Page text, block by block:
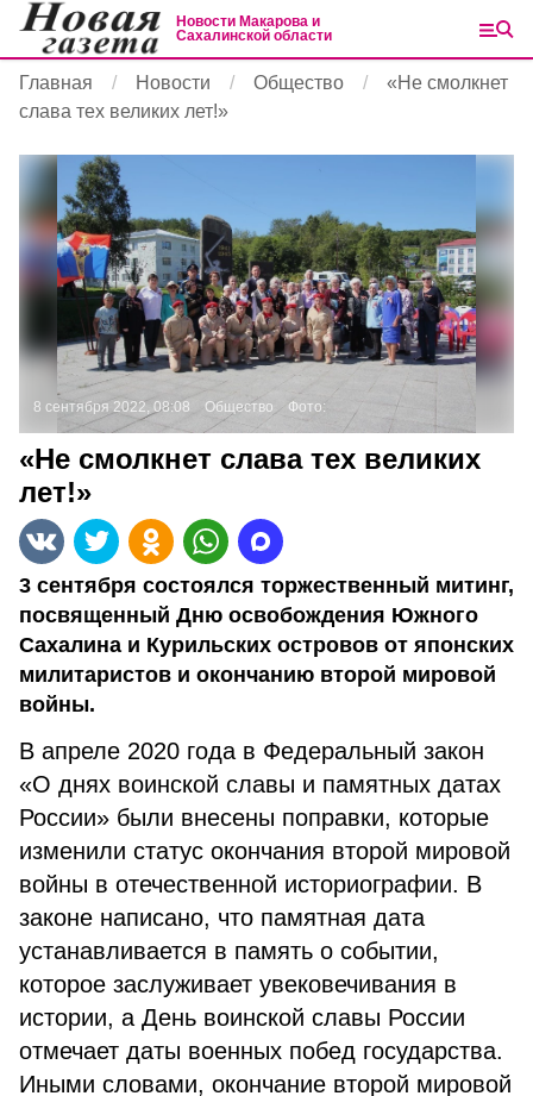
Новости Макарова и
Сахалинской области
Главная Новости Общество
«Не смолкнет
слава тех великих лет!»
8 сентября 2022, 08:08 Общество Фото:
«Не смолкнет слава тех великих
лет!»
3 сентября состоялся торжественный митинг,
посвященный Дню освобождения Южного
Сахалина и Курильских островов от японских
милитаристов и окончанию второй мировой
войны.
В апреле 2020 года в Федеральный закон
«О днях воинской славы и памятных датах
России» были внесены поправки, которые
изменили статус окончания второй мировой
войны в отечественной историографии. В
законе написано, что памятная дата
устанавливается в память о событии,
которое заслуживает увековечивания в
истории, а День воинской славы России
отмечает даты военных побед государства.
Иными словами, окончание второй мировой